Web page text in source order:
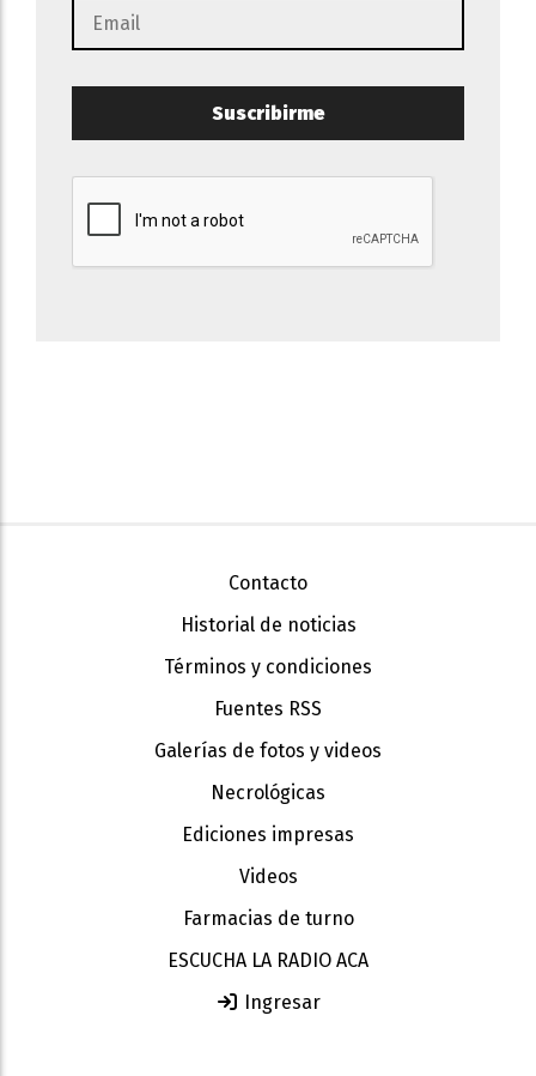
Suscribirme
Contacto
Historial de noticias
Términos y condiciones
Fuentes RSS
Galerías de fotos y videos
Necrológicas
Ediciones impresas
Videos
Farmacias de turno
ESCUCHA LA RADIO ACA
Ingresar